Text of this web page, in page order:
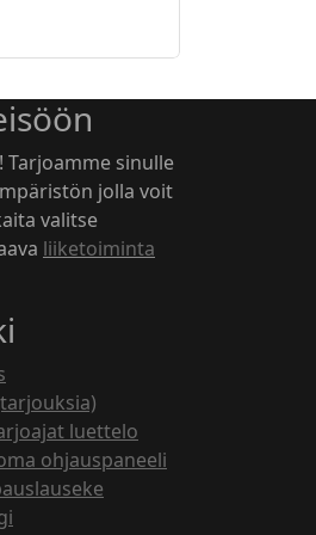
! Tarjoamme sinulle
jolla voit
valitse
liiketoiminta
luettelo
ohjauspaneeli